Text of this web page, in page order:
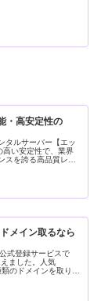
・高安定性の
タルサーバー【エッ
高い安定性で、業界
スを誇る高品質レン
メイン取るなら
式登録サービスで
ました。人気
のドメインを取り扱